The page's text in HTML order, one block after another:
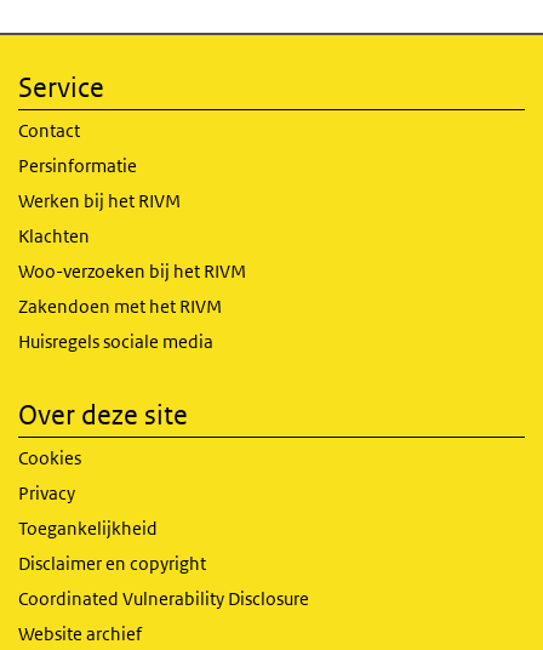
Service
Contact
Persinformatie
Werken bij het RIVM
Klachten
Woo-verzoeken bij het RIVM
Zakendoen met het RIVM
Huisregels sociale media
Over deze site
Cookies
Privacy
Toegankelijkheid
Disclaimer en copyright
Coordinated Vulnerability Disclosure
Website archief